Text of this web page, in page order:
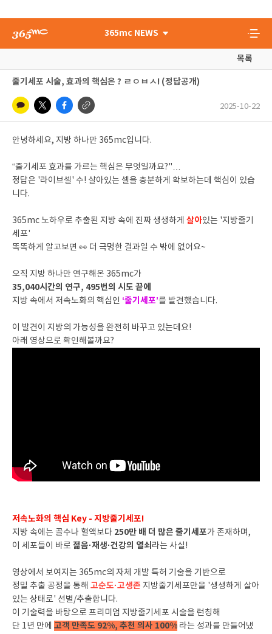
365mc NEWS
목록
줄기세포 시술, 효과의 핵심은 ? ㄹㅇㅂㅅ! (정답공개)
2025-10-22
안녕하세요, 지방 하나만 365mc입니다.
“줄기세포 효과를 가르는 핵심은 무엇일까요?"…
정답은 '라이브셀' 수! 살아있는 셀을 충분하게 확보하는데 핵심이 있습
니다.
365mc 노하우로 추출된 지방 속에 진짜 생생하게 살아있는 '지방줄기
세포'
똑똑하게 알고보면 👀 더 극명한 결과일 수 밖에 없어요~
오직 지방 하나만 연구해온 365mc가
35,040시간의 연구, 495번의 시도 끝에
지방 속에서 저속노화의 핵심인 ‘줄기세포’를 발견했습니다.
이 발견이 지방의 가능성을 완전히 바꾸고 있는데요!
아래 영상으로 확인해볼까요?
저속노화의 핵심 Key - 지방줄기세포!
지방 속에는 골수나 혈액보다 250만 배 더 많은 줄기세포가 존재하며,
이 세포들이 바로젊음·재생·건강의 열쇠 라는 사실!
영상에서 보여지는 365mc의 자체 개발 특허 기술을 기반으로
정밀 추출 공정을 통해 고순도·고생존 지방줄기세포만을 '생생하게 살아
있는 상태로' 선별/추출합니다.
이 기술력을 바탕으로 프리미엄 지방줄기세포 시술을 런칭해
단 1년 만에 고객 만족도 92%, 추천 의사 100% 라는 성과를 만들어냈